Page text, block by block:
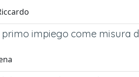
impiego come misura